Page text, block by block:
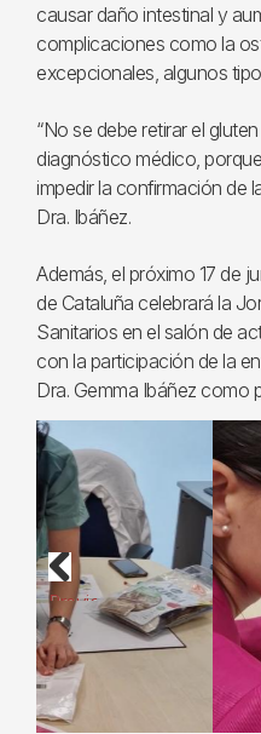
causar daño intestinal y
complicaciones como la
excepcionales, algunos
“No se debe retirar el
diagnóstico médico,
impedir la confirmación de
Dra. Ibáñez.
Además, el próximo 17 de
de Cataluña celebrará la
Sanitarios en el salón de
con la participación de la
Dra. Gemma Ibáñez como
Previous